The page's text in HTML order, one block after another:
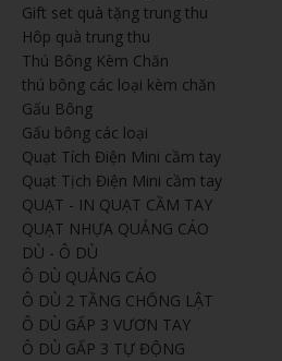
Gift set quà tặng trung thu
Hôp quà trung thu
Thú Bông Kèm Chăn
thú bông các loại kèm chăn
Gấu Bông
Gấu bông các loại
Quạt Tích Điện Mini cầm tay
Quạt Tịch Điện Mini cầm tay
QUẠT - IN QUẠT CẦM TAY
QUẠT NHỰA QUẢNG CÁO
DÙ - Ô DÙ
Ô DÙ QUẢNG CÁO
Ô DÙ 2 TẦNG CHỐNG LẬT
Ô DÙ GẤP 3 VƯƠN TAY
Ô DÙ GẤP 3 TỰ ĐỘNG